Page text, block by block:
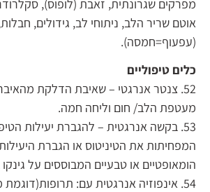
מפרקים שגרונתית, זאבת (לופוס),
אוטם שריר הלב, ניתוחי לב, גידולים,
(עפעוף=חמסה).
כלים טיפוליים
52. צנטר אנרגטי – שאיבת הדלקת
מעטפת הלב/ חום וליחה חמה.
53. בקשה אנרגטית – להגברת יעילות
המפחיתות את הטיניטוס או הגברת
הומאופטיים או טבעיים המבוססים על גינקו
54. אינפוזיה אנרגטית עם: